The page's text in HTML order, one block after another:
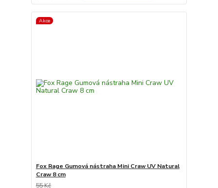
Akce
Fox Rage Gumová nástraha Mini Craw UV Natural
Craw 8 cm
55 Kč